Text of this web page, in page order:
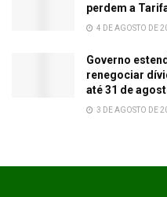
perdem a
4 DE AGOSTO DE
Governo
renegociar
até 31 de
3 DE AGOSTO DE